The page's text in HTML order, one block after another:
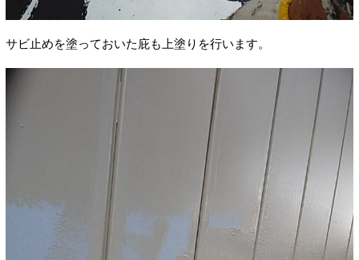
サビ止めを塗っておいた庇も上塗りを行います。